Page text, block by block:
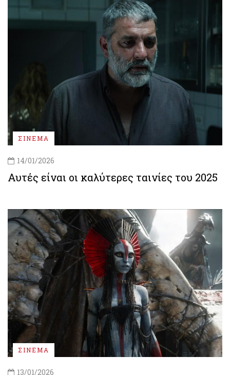
ΣΙΝΕΜΑ
14/01/2026
Αυτές είναι οι καλύτερες ταινίες του 2025
ΣΙΝΕΜΑ
13/01/2026